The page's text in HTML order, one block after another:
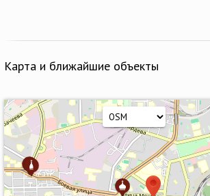
Карта и ближайшие объекты